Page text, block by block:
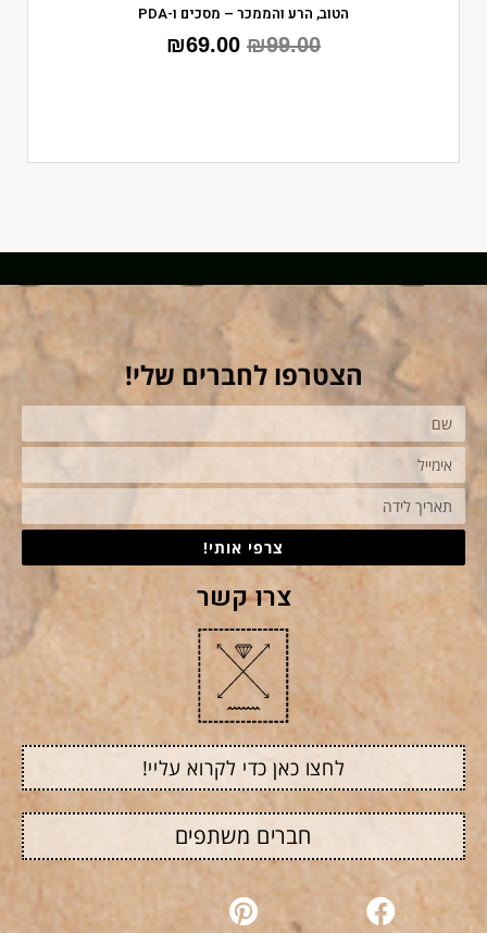
הטוב, הרע והממכר – מסכים ו-PDA
₪99.00
₪69.00
הצטרפו לחברים שלי!
צרפי אותי!
צרו קשר
לחצו כאן כדי לקרוא עליי!
חברים משתפים